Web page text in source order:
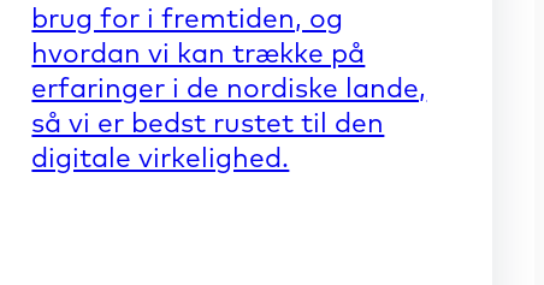
brug for i fremtiden, og
hvordan vi kan trække på
erfaringer i de nordiske lande,
så vi er bedst rustet til den
digitale virkelighed.